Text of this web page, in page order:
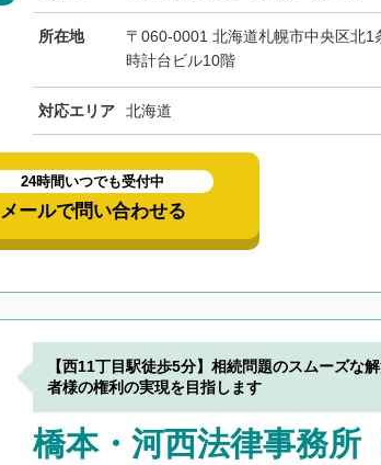
所在地
〒060-0001 北海道札幌市中央区北1
時計台ビル10階
対応エリア 北海道
24時間いつでも受付中
メールで問い合わせる
【西11丁目駅徒歩5分】相続問題のスムーズな
者様の権利の実現を目指します
橋本・河西法律事務所